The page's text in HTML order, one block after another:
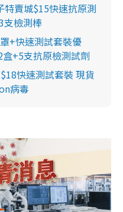
特賣城$15快速抗原測
支檢測棒
+快速測試套裝優
+5支抗原檢測試劑
快速測試套裝 現貨
病毒